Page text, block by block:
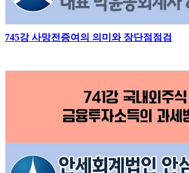
745강 사망전증여의 의미와 장단점점검